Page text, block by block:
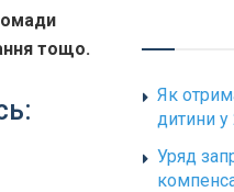
тощо.
Як
дитини у
Уряд